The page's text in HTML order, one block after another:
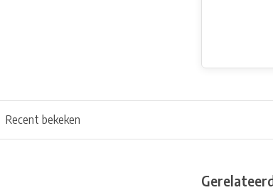
Recent bekeken